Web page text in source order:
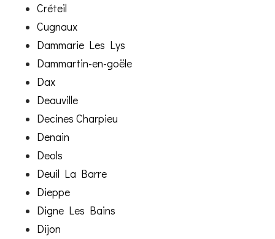
Créteil
Cugnaux
Dammarie Les Lys
Dammartin-en-goële
Dax
Deauville
Decines Charpieu
Denain
Deols
Deuil La Barre
Dieppe
Digne Les Bains
Dijon